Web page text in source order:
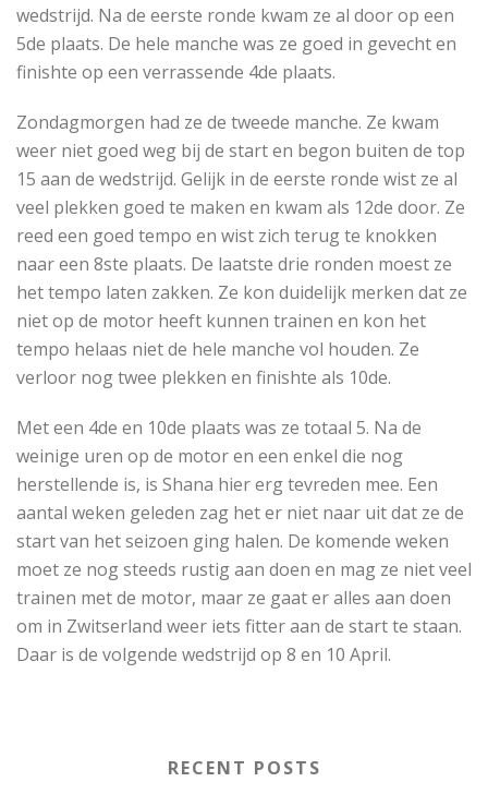
wedstrijd. Na de eerste ronde kwam ze al door op een
5de plaats. De hele manche was ze goed in gevecht en
finishte op een verrassende 4de plaats.
Zondagmorgen had ze de tweede manche. Ze kwam
weer niet goed weg bij de start en begon buiten de top
15 aan de wedstrijd. Gelijk in de eerste ronde wist ze al
veel plekken goed te maken en kwam als 12de door. Ze
reed een goed tempo en wist zich terug te knokken
naar een 8ste plaats. De laatste drie ronden moest ze
het tempo laten zakken. Ze kon duidelijk merken dat ze
niet op de motor heeft kunnen trainen en kon het
tempo helaas niet de hele manche vol houden. Ze
verloor nog twee plekken en finishte als 10de.
Met een 4de en 10de plaats was ze totaal 5. Na de
weinige uren op de motor en een enkel die nog
herstellende is, is Shana hier erg tevreden mee. Een
aantal weken geleden zag het er niet naar uit dat ze de
start van het seizoen ging halen. De komende weken
moet ze nog steeds rustig aan doen en mag ze niet veel
trainen met de motor, maar ze gaat er alles aan doen
om in Zwitserland weer iets fitter aan de start te staan.
Daar is de volgende wedstrijd op 8 en 10 April.
RECENT POSTS